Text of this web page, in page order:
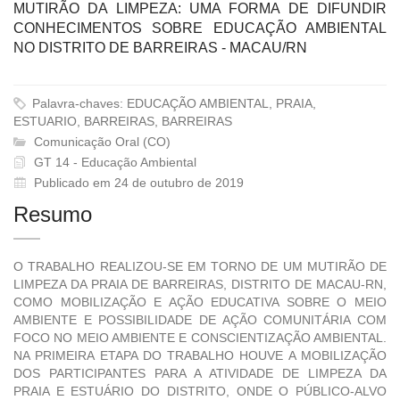
MUTIRÃO DA LIMPEZA: UMA FORMA DE DIFUNDIR
CONHECIMENTOS SOBRE EDUCAÇÃO AMBIENTAL
NO DISTRITO DE BARREIRAS - MACAU/RN
Palavra-chaves: EDUCAÇÃO AMBIENTAL, PRAIA,
ESTUARIO, BARREIRAS, BARREIRAS
Comunicação Oral (CO)
GT 14 - Educação Ambiental
Publicado em 24 de outubro de 2019
Resumo
O TRABALHO REALIZOU-SE EM TORNO DE UM MUTIRÃO DE
LIMPEZA DA PRAIA DE BARREIRAS, DISTRITO DE MACAU-RN,
COMO MOBILIZAÇÃO E AÇÃO EDUCATIVA SOBRE O MEIO
AMBIENTE E POSSIBILIDADE DE AÇÃO COMUNITÁRIA COM
FOCO NO MEIO AMBIENTE E CONSCIENTIZAÇÃO AMBIENTAL.
NA PRIMEIRA ETAPA DO TRABALHO HOUVE A MOBILIZAÇÃO
DOS PARTICIPANTES PARA A ATIVIDADE DE LIMPEZA DA
PRAIA E ESTUÁRIO DO DISTRITO, ONDE O PÚBLICO-ALVO